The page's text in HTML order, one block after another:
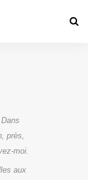
près,
moi.
aux